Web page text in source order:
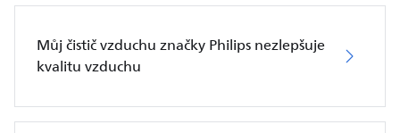
Můj čistič vzduchu značky Philips nezlepšuje
kvalitu vzduchu